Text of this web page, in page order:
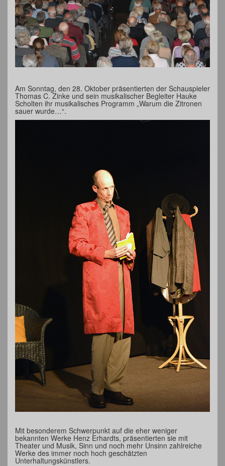
Am Sonntag, den 28. Oktober präsentierten der Schauspieler
Thomas C. Zinke und sein musikalischer Begleiter Hauke
Scholten ihr musikalisches Programm „Warum die Zitronen
sauer wurde…“.
Mit besonderem Schwerpunkt auf die eher weniger
bekannten Werke Henz Erhardts, präsentierten sie mit
Theater und Musik, Sinn und noch mehr Unsinn zahlreiche
Werke des immer noch hoch geschätzten
Unterhaltungskünstlers.